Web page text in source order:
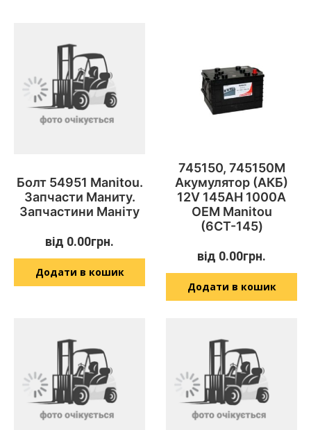
Болт 54951 Manitou.
Запчасти Маниту.
Запчастини Маніту
від 0.00грн.
Додати в кошик
745150, 745150M
Акумулятор (АКБ)
12V 145AH 1000A
OEM Manitou
(6СТ-145)
від 0.00грн.
Додати в кошик